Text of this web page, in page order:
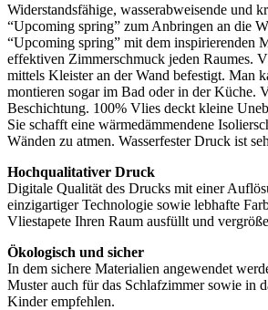
Widerstandsfähige, wasserabweisende und
“Upcoming spring” zum Anbringen an die
“Upcoming spring” mit dem inspirierenden
effektiven Zimmerschmuck jeden Raumes.
mittels Kleister an der Wand befestigt. Man
montieren sogar im Bad oder in der Küche.
Beschichtung. 100% Vlies deckt kleine
Sie schafft eine wärmedämmendene
Wänden zu atmen. Wasserfester Druck ist
Hochqualitativer Druck
Digitale Qualität des Drucks mit einer
einzigartiger Technologie sowie lebhafte
Vliestapete Ihren Raum ausfüllt und
Ökologisch und sicher
In dem sichere Materialien angewendet
Muster auch für das Schlafzimmer sowie in
Kinder empfehlen.